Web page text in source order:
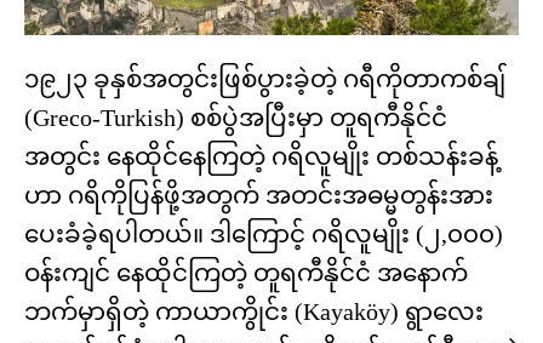
၁၉၂၃ ခုနှစ်အတွင်းဖြစ်ပွားခဲ့တဲ့ ဂရီကိုတာကစ်ချ်
(Greco-Turkish) စစ်ပွဲအပြီးမှာ တူရကီနိုင်ငံ
အတွင်း နေထိုင်နေကြတဲ့ ဂရိလူမျိုး တစ်သန်းခန့်
ဟာ ဂရိကိုပြန်ဖို့အတွက် အတင်းအဓမ္မတွန်းအား
ပေးခံခဲ့ရပါတယ်။ ဒါကြောင့် ဂရိလူမျိုး (၂,၀၀၀)
ဝန်းကျင် နေထိုင်ကြတဲ့ တူရကီနိုင်ငံ အနောက်
ဘက်မှာရှိတဲ့ ကာယာကွိုင်း (Kayaköy) ရွာလေး